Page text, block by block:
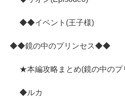
◆◆イベント(王子様)
◆◆鏡の中のプリンセス◆◆
★本編攻略まとめ(鏡の中のプ
◆ルカ